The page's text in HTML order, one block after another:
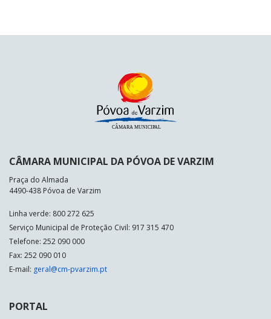
CÂMARA MUNICIPAL DA PÓVOA DE VARZIM
Praça do Almada
4490-438 Póvoa de Varzim
Linha verde: 800 272 625
Serviço Municipal de Proteção Civil: 917 315 470
Telefone: 252 090 000
Fax: 252 090 010
E-mail: geral@cm-pvarzim.pt
PORTAL